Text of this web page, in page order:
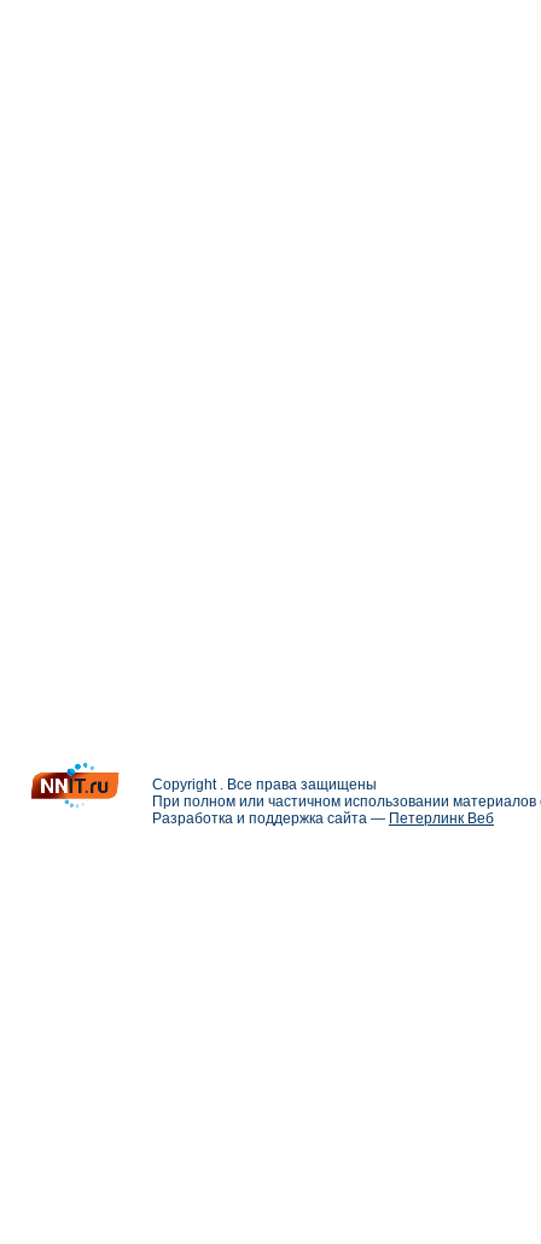
Copyright . Все права защищены
При полном или частичном использовании
Разработка и поддержка сайта — Петерлинк Веб